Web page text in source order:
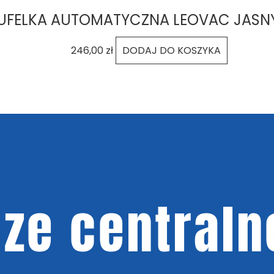
AUTOMATYCZNA LEOVAC
246,00 zł DODAJ DO KOSZYKA